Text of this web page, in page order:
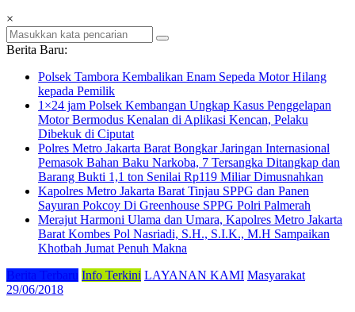
×
Berita Baru:
Polsek Tambora Kembalikan Enam Sepeda Motor Hilang
kepada Pemilik
1×24 jam Polsek Kembangan Ungkap Kasus Penggelapan
Motor Bermodus Kenalan di Aplikasi Kencan, Pelaku
Dibekuk di Ciputat
Polres Metro Jakarta Barat Bongkar Jaringan Internasional
Pemasok Bahan Baku Narkoba, 7 Tersangka Ditangkap dan
Barang Bukti 1,1 ton Senilai Rp119 Miliar Dimusnahkan
Kapolres Metro Jakarta Barat Tinjau SPPG dan Panen
Sayuran Pokcoy Di Greenhouse SPPG Polri Palmerah
Merajut Harmoni Ulama dan Umara, Kapolres Metro Jakarta
Barat Kombes Pol Nasriadi, S.H., S.I.K., M.H Sampaikan
Khotbah Jumat Penuh Makna
Berita Terbaru Info Terkini LAYANAN KAMI Masyarakat
29/06/2018